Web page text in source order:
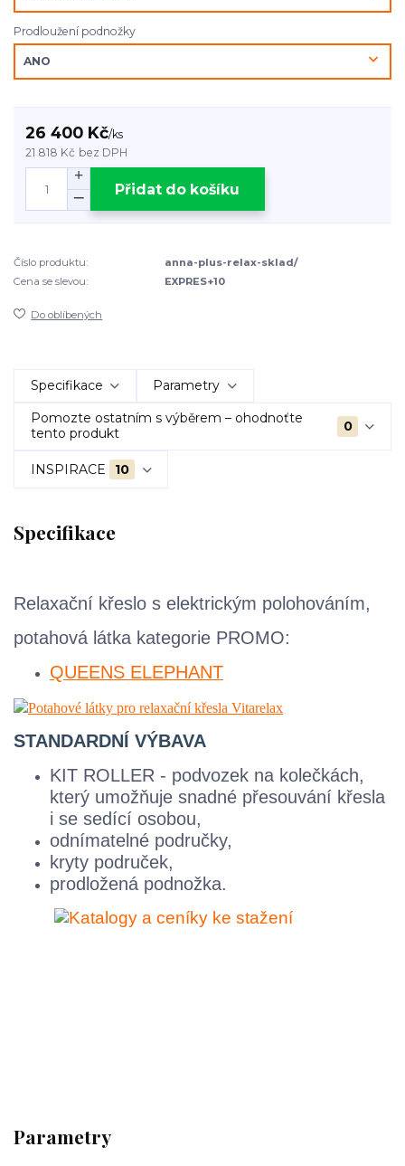
Prodloužení podnožky
26 400 Kč/ks
21 818 Kč bez DPH
Přidat do košíku
Číslo produktu:
anna-plus-relax-sklad/
Cena se slevou:
EXPRES+10
Do oblíbených
Specifikace Parametry
Pomozte ostatním s výběrem – ohodnoťte
tento produkt
0
INSPIRACE 10
Specifikace
Relaxační křeslo s elektrickým polohováním,
potahová látka kategorie PROMO:
QUEENS ELEPHANT
STANDARDNÍ VÝBAVA
KIT ROLLER - podvozek na kolečkách,
který umožňuje snadné přesouvání křesla
i se sedící osobou,
odnímatelné područky,
kryty područek,
prodložená podnožka.
Parametry